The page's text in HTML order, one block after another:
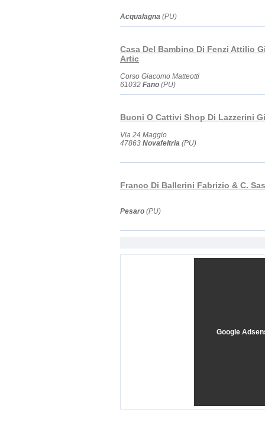
Acqualagna (PU)
Casa Del Bambino Di Fenzi Attilio
Artic
Corso Giacomo Matteotti
61032 Fano (PU)
Buoni O Cattivi Shop Di Lazzerini
Via 24 Maggio
47863 Novafeltria (PU)
Franco Di Ballerini Fabrizio & C. Sas
Pesaro (PU)
Google